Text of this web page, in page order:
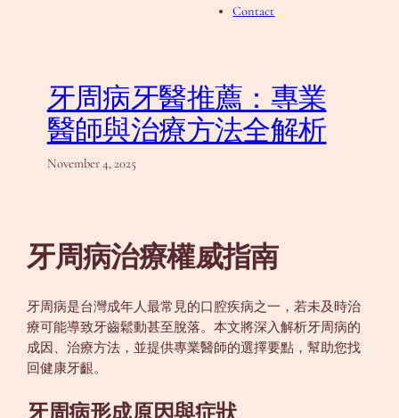
Contact
牙周病牙醫推薦：專業
醫師與治療方法全解析
November 4, 2025
牙周病治療權威指南
牙周病是台灣成年人最常見的口腔疾病之一，若未及時治
療可能導致牙齒鬆動甚至脫落。本文將深入解析牙周病的
成因、治療方法，並提供專業醫師的選擇要點，幫助您找
回健康牙齦。
牙周病形成原因與症狀